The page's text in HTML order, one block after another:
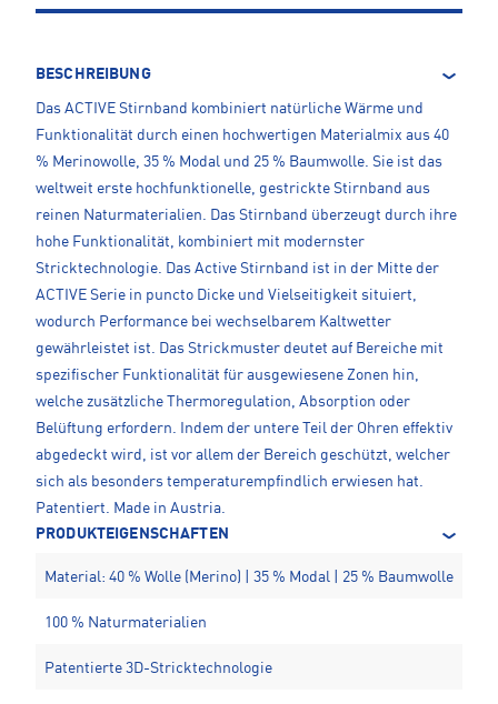
BESCHREIBUNG
Das ACTIVE Stirnband kombiniert natürliche Wärme und
Funktionalität durch einen hochwertigen Materialmix aus 40
% Merinowolle, 35 % Modal und 25 % Baumwolle. Sie ist das
weltweit erste hochfunktionelle, gestrickte Stirnband aus
reinen Naturmaterialien. Das Stirnband überzeugt durch ihre
hohe Funktionalität, kombiniert mit modernster
Stricktechnologie. Das Active Stirnband ist in der Mitte der
ACTIVE Serie in puncto Dicke und Vielseitigkeit situiert,
wodurch Performance bei wechselbarem Kaltwetter
gewährleistet ist. Das Strickmuster deutet auf Bereiche mit
spezifischer Funktionalität für ausgewiesene Zonen hin,
welche zusätzliche Thermoregulation, Absorption oder
Belüftung erfordern. Indem der untere Teil der Ohren effektiv
abgedeckt wird, ist vor allem der Bereich geschützt, welcher
sich als besonders temperaturempfindlich erwiesen hat.
Patentiert. Made in Austria.
PRODUKTEIGENSCHAFTEN
Material: 40 % Wolle (Merino) | 35 % Modal | 25 % Baumwolle
100 % Naturmaterialien
Patentierte 3D-Stricktechnologie